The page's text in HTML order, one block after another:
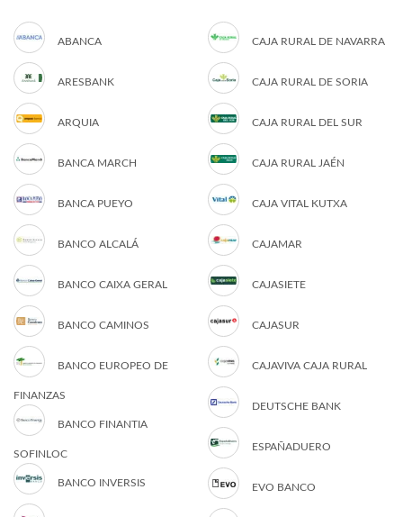
ABANCA
ARESBANK
ARQUIA
BANCA MARCH
BANCA PUEYO
BANCO ALCALÁ
BANCO CAIXA GERAL
BANCO CAMINOS
BANCO EUROPEO DE
FINANZAS
BANCO FINANTIA
SOFINLOC
BANCO INVERSIS
CAJA RURAL DE NAVARRA
CAJA RURAL DE SORIA
CAJA RURAL DEL SUR
CAJA RURAL JAÉN
CAJA VITAL KUTXA
CAJAMAR
CAJASIETE
CAJASUR
CAJAVIVA CAJA RURAL
DEUTSCHE BANK
ESPAÑADUERO
EVO BANCO